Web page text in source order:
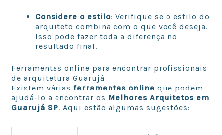
Considere o estilo: Verifique se o estilo do
arquiteto combina com o que você deseja.
Isso pode fazer toda a diferença no
resultado final.
Ferramentas online para encontrar profissionais
de arquitetura Guarujá
Existem váriasferramentas online que podem
ajudá-lo a encontrar os Melhores Arquitetos em
Guarujá SP. Aqui estão algumas sugestões: